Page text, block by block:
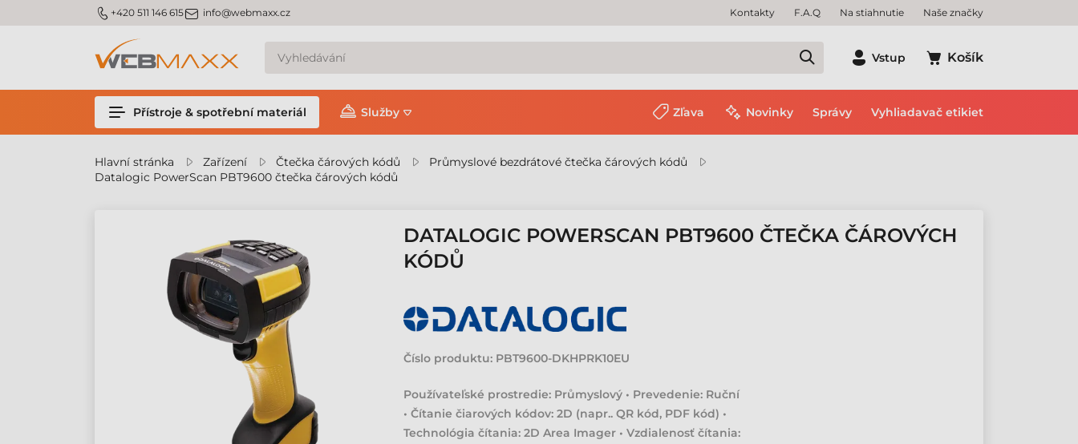
m_phone +420 511 146 615m_email info@webmaxx.cz Kontakty F.A.Q Na stiahnutie Naše značky
Vstup Košík
Přístroje & spotřební materiál Služby Zľava Novinky Správy Vyhliadavač etikiet
Hlavní stránka Zařízení Čtečka čárových kódů
Průmyslové bezdrátové čtečka čárových kódů
Datalogic PowerScan PBT9600 čtečka čárových kódů
DATALOGIC POWERSCAN PBT9600 ČTEČKA ČÁROVÝCH
KÓDŮ
Číslo produktu: PBT9600-DKHPRK10EU
Používateľské prostredie: Průmyslový • Prevedenie: Ruční
• Čítanie čiarových kódov: 2D (napr.. QR kód, PDF kód) •
Technológia čítania: 2D Area Imager • Vzdialenosť čítania: